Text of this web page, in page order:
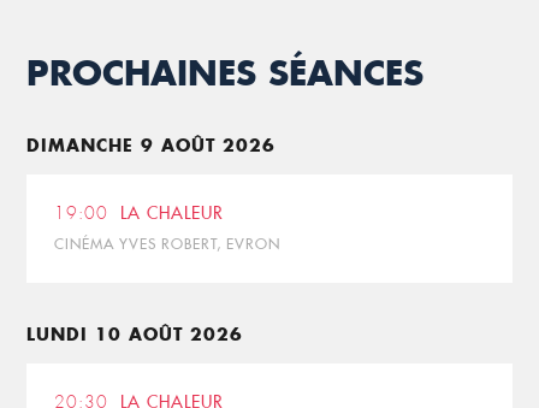
PROCHAINES SÉANCES
DIMANCHE 9 AOÛT 2026
19:00 LA CHALEUR
CINÉMA YVES ROBERT, EVRON
LUNDI 10 AOÛT 2026
20:30 LA CHALEUR